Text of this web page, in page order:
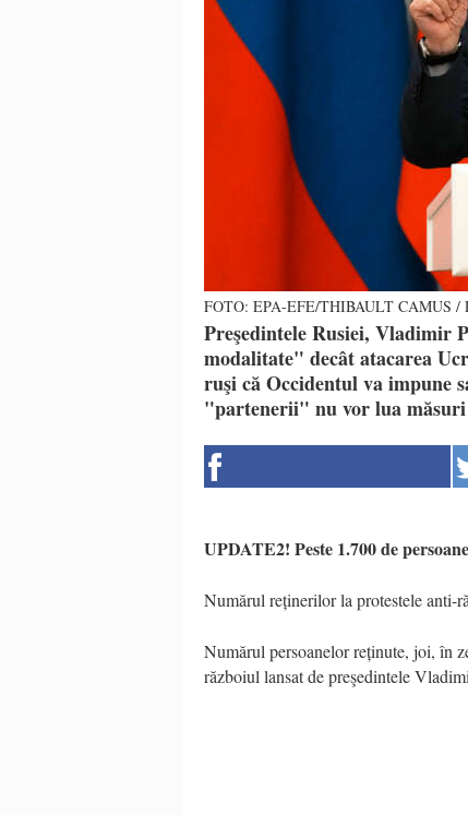
FOTO: EPA-EFE/THIBAULT CAMUS /
Preşedintele Rusiei, Vladimir
modalitate" decât atacarea
ruşi că Occidentul va impune
"partenerii" nu vor lua măsuri
UPDATE2! Peste 1.700 de
Numărul reținerilor la protestele anti-
Numărul persoanelor reținute, joi, în
războiul lansat de preşedintele